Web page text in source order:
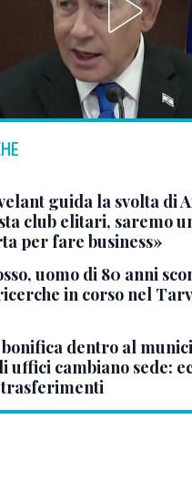
guida la svolta di
club elitari, saremo
per fare business»
uomo di 80 anni
in corso nel
dentro al
uffici cambiano sede: